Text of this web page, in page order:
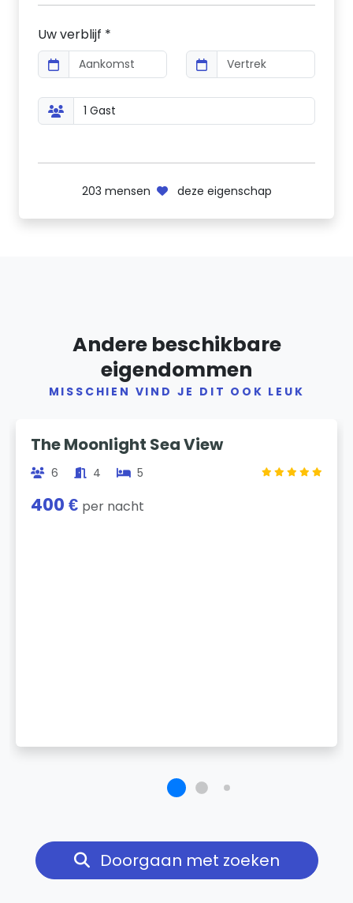
Uw verblijf *
203 mensen deze eigenschap
Andere beschikbare
eigendommen
MISSCHIEN VIND JE DIT OOK LEUK
The Moonlight Sea View
6 4 5
400 € per nacht
Doorgaan met zoeken